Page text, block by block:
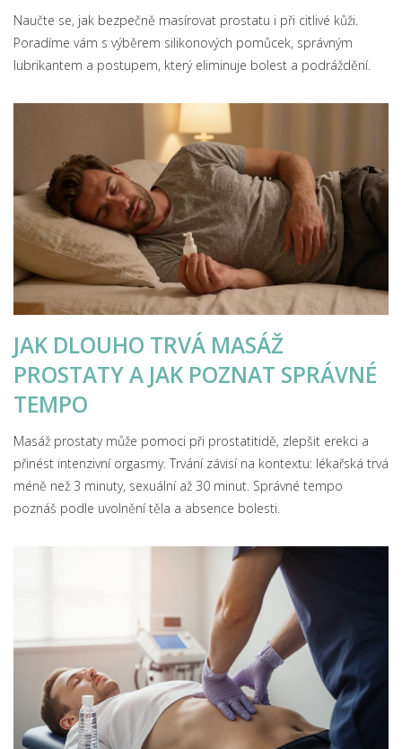
Naučte se, jak bezpečně masírovat prostatu i při citlivé kůži.
Poradíme vám s výběrem silikonových pomůcek, správným
lubrikantem a postupem, který eliminuje bolest a podráždění.
JAK DLOUHO TRVÁ MASÁŽ
PROSTATY A JAK POZNAT SPRÁVNÉ
TEMPO
Masáž prostaty může pomoci při prostatitidě, zlepšit erekci a
přinést intenzivní orgasmy. Trvání závisí na kontextu: lékařská trvá
méně než 3 minuty, sexuální až 30 minut. Správné tempo
poznáš podle uvolnění těla a absence bolesti.